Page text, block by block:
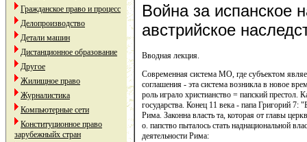
Гражданское право и процесс
Делопроизводство
Детали машин
Дистанционное образование
Другое
Жилищное право
Журналистика
Компьютерные сети
Конституционное право
зарубежныйх стран
Война за испанское
австрийское
Вводная лекция.
Современная система МО, где субъектом
соглашения - эта система возникла в новое
роль играло христианство = папский престол.
государства. Конец 11 века - папа Григорий
Рима. Законна власть та, которая от главы
о. папство пыталось стать наднациональной
деятельности Рима: